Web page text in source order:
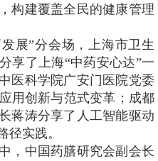
构建覆盖全民的健康管理
展”分会场，上海市卫生
享了上海“中药安心达”一
医科学院广安门医院党委
用创新与范式变革；成都
蒋涛分享了人工智能驱动
径实践。
，中国药膳研究会副会长